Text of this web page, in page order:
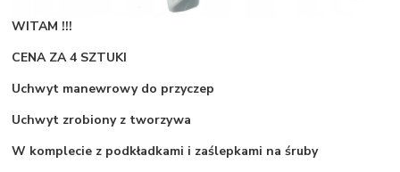
WITAM !!!
CENA ZA 4 SZTUKI
Uchwyt manewrowy do przyczep
Uchwyt zrobiony z tworzywa
W komplecie z podkładkami i zaślepkami na śruby